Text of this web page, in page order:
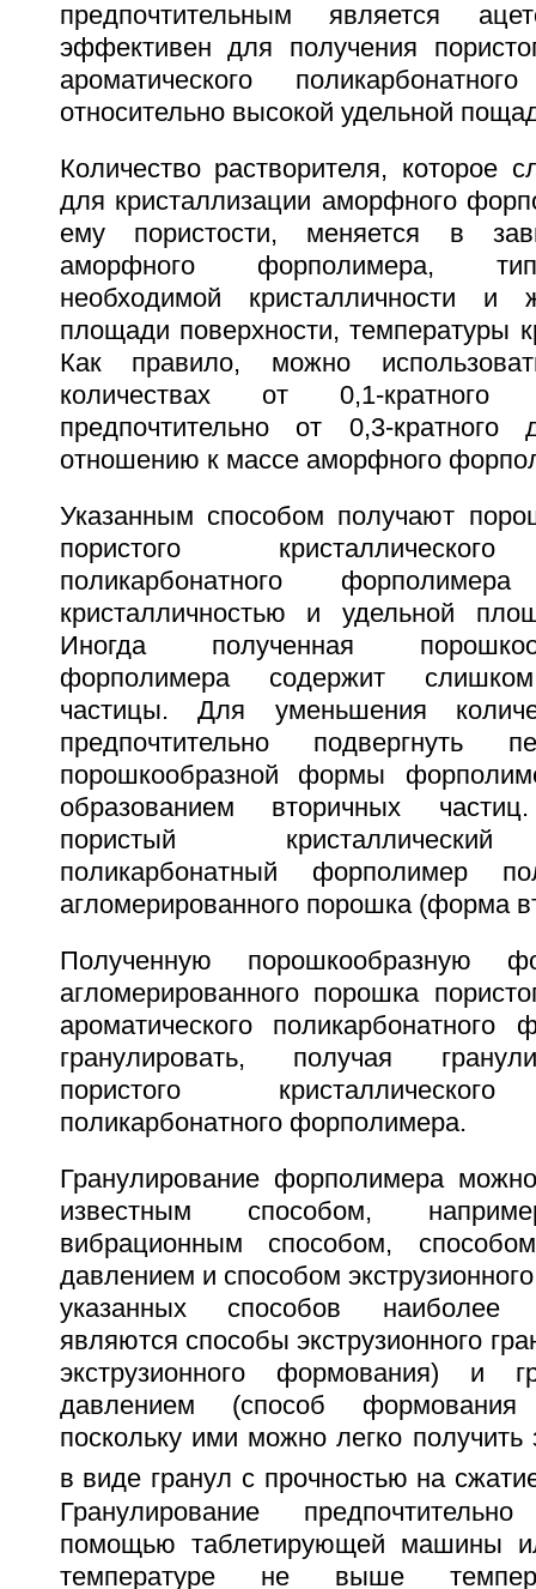
предпочтительным является
эффективен для получения
ароматического
относительно высокой удельной
Количество растворителя, которое
для кристаллизации аморфного
ему пористости, меняется в
аморфного форполимера,
необходимой кристалличности и
площади поверхности, температуры
Как правило, можно
количествах от 0,1-кратного
предпочтительно от 0,3-кратного
отношению к массе аморфного
Указанным способом получают
пористого кристаллического
поликарбонатного
кристалличностью и удельной
Иногда полученная
форполимера содержит слишком
частицы. Для уменьшения
предпочтительно подвергнуть
порошкообразной формы
образованием вторичных
пористый кристаллический
поликарбонатный форполимер
агломерированного порошка (форма
Полученную порошкообразную
агломерированного порошка
ароматического
гранулировать, получая
пористого кристаллического
поликарбонатного форполимера.
Гранулирование форполимера
известным способом,
вибрационным способом,
давлением и способом
указанных способов наиболее
являются способы экструзионного
экструзионного формования) и
давлением (способ
поскольку ими можно легко
в виде гранул с прочностью на
Гранулирование
помощью таблетирующей машины
температуре не выше